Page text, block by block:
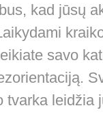
kad jūsų
savo
leidžia